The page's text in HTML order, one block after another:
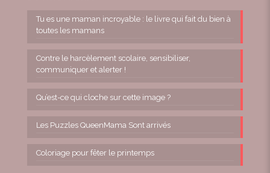
Tu es une maman incroyable : le livre qui fait du bien à
toutes les mamans
Contre le harcèlement scolaire, sensibiliser,
communiquer et alerter !
Qu’est-ce qui cloche sur cette image ?
Les Puzzles QueenMama Sont arrivés
Coloriage pour fêter le printemps